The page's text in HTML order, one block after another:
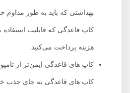
بهداشتی که باید به طور مداوم
کاپ قاعدگی که قابلیت استفاده مجدد
هزینه پرداخت می‌کنید.
کاپ های قاعدگی ایمن‌تر از تامپون‌ها
کاپ های قاعدگی به جای جذب خون،